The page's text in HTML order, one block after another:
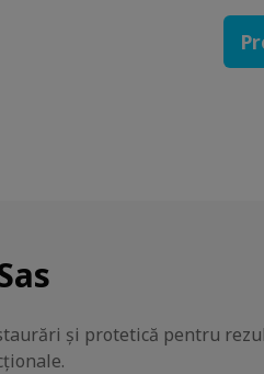
și protetică pentru